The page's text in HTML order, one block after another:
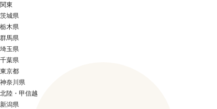
関東
茨城県
栃木県
群馬県
埼玉県
千葉県
東京都
神奈川県
北陸・甲信越
新潟県